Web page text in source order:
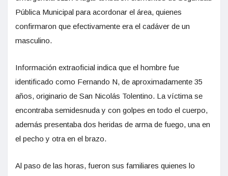
Pública Municipal para acordonar el área, quienes
confirmaron que efectivamente era el cadáver de un
masculino.
Información extraoficial indica que el hombre fue
identificado como Fernando N, de aproximadamente 35
años, originario de San Nicolás Tolentino. La víctima se
encontraba semidesnuda y con golpes en todo el cuerpo,
además presentaba dos heridas de arma de fuego, una en
el pecho y otra en el brazo.
Al paso de las horas, fueron sus familiares quienes lo